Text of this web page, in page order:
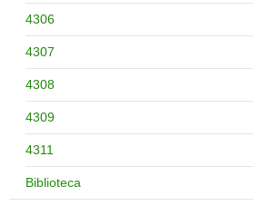
4306
4307
4308
4309
4311
Biblioteca